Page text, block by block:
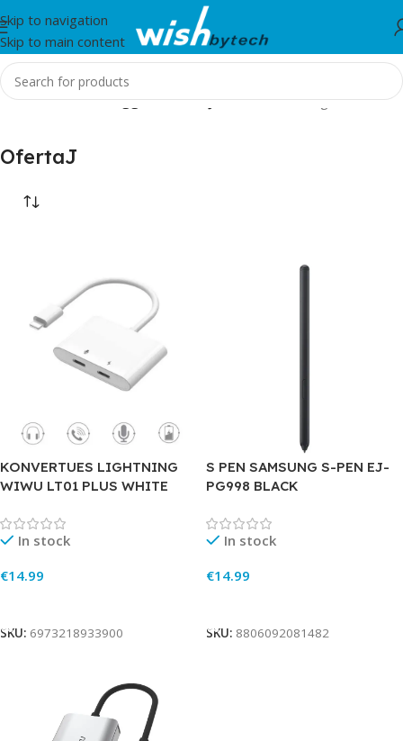
Skip to navigation
Skip to main content
Home/Products tagged “OfertaJ” Showing all 3 results
OfertaJ
KONVERTUES LIGHTNING
WIWU LT01 PLUS WHITE
In stock
€14.99
SKU: 6973218933900
S PEN SAMSUNG S-PEN EJ-
PG998 BLACK
In stock
€14.99
SKU: 8806092081482